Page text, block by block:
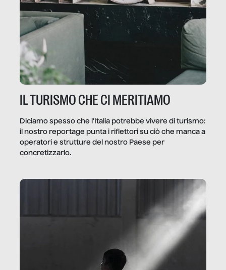
IL TURISMO CHE CI MERITIAMO
Diciamo spesso che l’Italia potrebbe vivere di turismo:
il nostro reportage punta i riflettori su ciò che manca a
operatori e strutture del nostro Paese per
concretizzarlo.